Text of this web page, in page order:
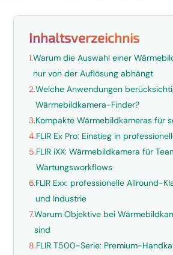
Inhaltsverzeichnis
1.Warum die Auswahl einer
nur von der Auflösung abhängt
2.Welche Anwendungen
Wärmebildkamera-Finder?
3.Kompakte Wärmebildkameras für
4.FLIR Ex Pro: Einstieg in
5.FLIR iXX: Wärmebildkamera für
Wartungsworkflows
6.FLIR Exx: professionelle Allround-
und Industrie
7.Warum Objektive bei
sind
8.FLIR T500-Serie: Premium-